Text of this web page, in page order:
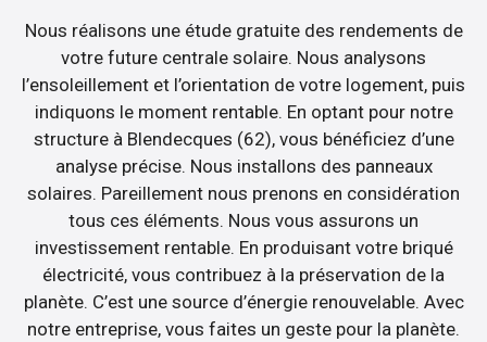
Nous réalisons une étude gratuite des rendements de
votre future centrale solaire. Nous analysons
l’ensoleillement et l’orientation de votre logement, puis
indiquons le moment rentable. En optant pour notre
structure à Blendecques (62), vous bénéficiez d’une
analyse précise. Nous installons des panneaux
solaires. Pareillement nous prenons en considération
tous ces éléments. Nous vous assurons un
investissement rentable. En produisant votre briqué
électricité, vous contribuez à la préservation de la
planète. C’est une source d’énergie renouvelable. Avec
notre entreprise, vous faites un geste pour la planète.